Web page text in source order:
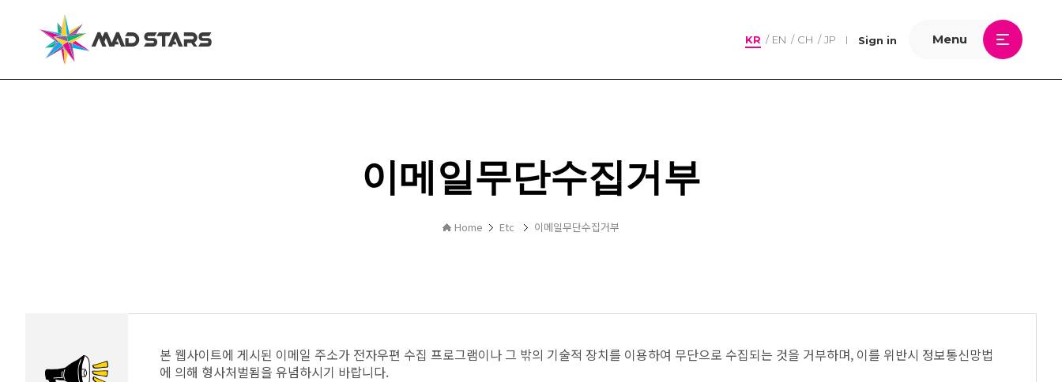
KR EN CH JP Sign in Menu
이메일무단수집거부
Home Etc 이메일무단수집거부
본 웹사이트에 게시된 이메일 주소가 전자우편 수집 프로그램이나 그 밖의 기술적 장치를 이용하여 무단으로 수집되는 것을 거부하며, 이를 위반시 정보통신망법
에 의해 형사처벌됨을 유념하시기 바랍니다.